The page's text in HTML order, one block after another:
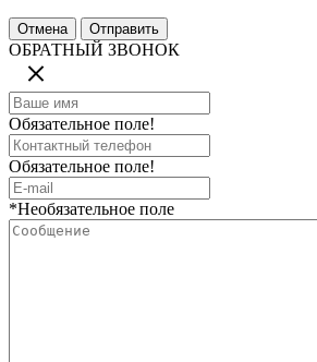
ОБРАТНЫЙ ЗВОНОК
Обязательное поле!
Обязательное поле!
*Необязательное поле